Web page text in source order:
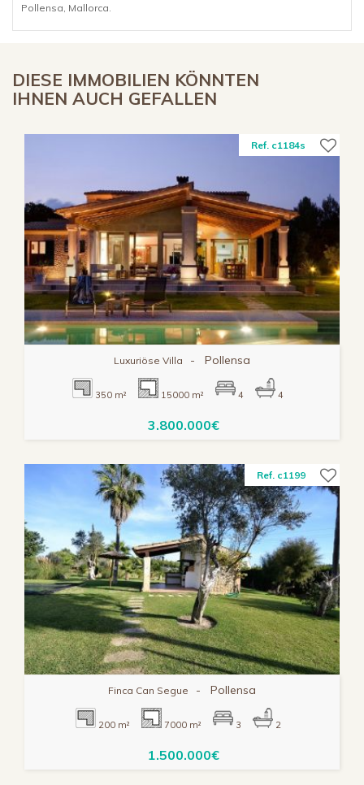
Pollensa, Mallorca.
DIESE IMMOBILIEN KÖNNTEN
IHNEN AUCH GEFALLEN
Ref. c1184s
Luxuriöse Villa - Pollensa
350 m² 15000 m² 4 4
3.800.000€
Ref. c1199
Finca Can Segue - Pollensa
200 m² 7000 m² 3 2
1.500.000€